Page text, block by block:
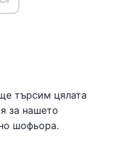
търсим цялата
за нашето
шофьора.